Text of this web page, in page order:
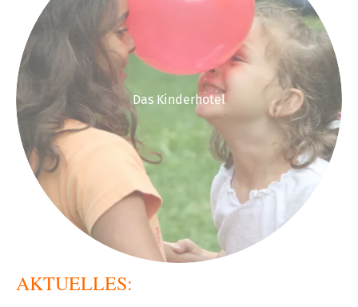
Das Kinderhotel
AKTUELLES: